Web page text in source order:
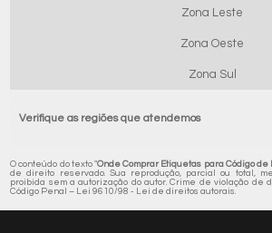
Zona Leste
Zona Oeste
Zona Sul
Verifique as regiões que atendemos
O conteúdo do texto "Onde Comprar Etiquetas para Código
de direito reservado. Sua reprodução, parcial ou total,
proibida sem a autorização do autor. Crime de violação de
Código Penal –
Lei 9610/98 - Lei de direitos autorais